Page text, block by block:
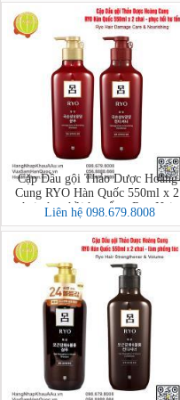
Cặp Dầu gội Thảo Dược Hoàng
Cung RYO Hàn Quốc 550ml x 2
chai phục hồi hư tổn - Ryo Hair
Damage Care & Nourishing
Liên hệ 098.679.8008